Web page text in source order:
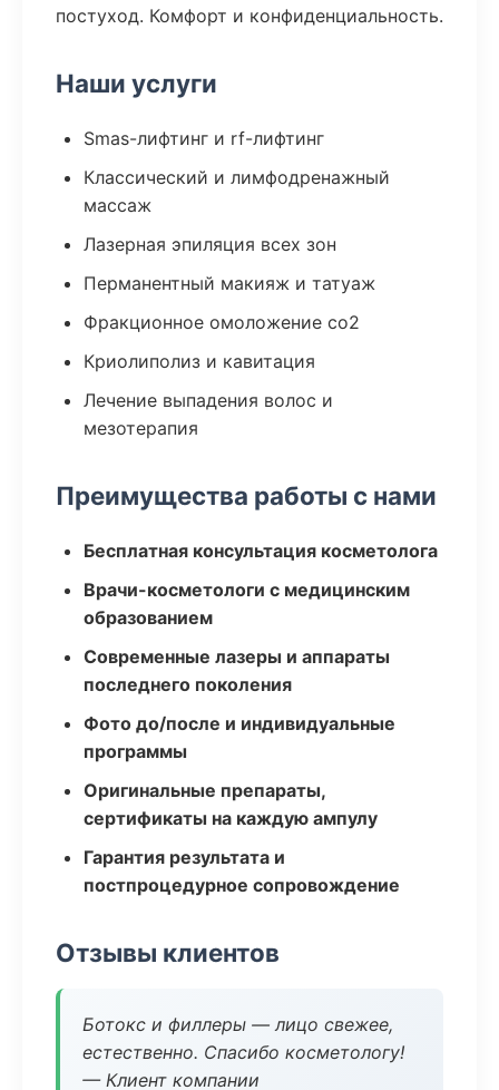
постуход. Комфорт и конфиденциальность.
Наши услуги
Smas-лифтинг и rf-лифтинг
Классический и лимфодренажный
массаж
Лазерная эпиляция всех зон
Перманентный макияж и татуаж
Фракционное омоложение co2
Криолиполиз и кавитация
Лечение выпадения волос и
мезотерапия
Преимущества работы с нами
Бесплатная консультация косметолога
Врачи-косметологи с медицинским
образованием
Современные лазеры и аппараты
последнего поколения
Фото до/после и индивидуальные
программы
Оригинальные препараты,
сертификаты на каждую ампулу
Гарантия результата и
постпроцедурное сопровождение
Отзывы клиентов
Ботокс и филлеры — лицо свежее,
естественно. Спасибо косметологу!
— Клиент компании